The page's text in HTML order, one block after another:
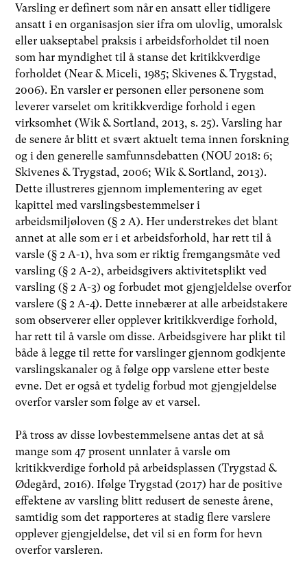
Varsling er definert som når en ansatt eller tidligere
ansatt i en organisasjon sier ifra om ulovlig, umoralsk
eller uakseptabel praksis i arbeidsforholdet til noen
som har myndighet til å stanse det kritikkverdige
forholdet (Near & Miceli, 1985; Skivenes & Trygstad,
2006). En varsler er personen eller personene som
leverer varselet om kritikkverdige forhold i egen
virksomhet (Wik & Sortland, 2013, s. 25). Varsling har
de senere år blitt et svært aktuelt tema innen forskning
og i den generelle samfunnsdebatten (NOU 2018: 6;
Skivenes & Trygstad, 2006; Wik & Sortland, 2013).
Dette illustreres gjennom implementering av eget
kapittel med varslingsbestemmelser i
arbeidsmiljøloven (§ 2 A). Her understrekes det blant
annet at alle som er i et arbeidsforhold, har rett til å
varsle (§ 2 A-1), hva som er riktig fremgangsmåte ved
varsling (§ 2 A-2), arbeidsgivers aktivitetsplikt ved
varsling (§ 2 A-3) og forbudet mot gjengjeldelse overfor
varslere (§ 2 A-4). Dette innebærer at alle arbeidstakere
som observerer eller opplever kritikkverdige forhold,
har rett til å varsle om disse. Arbeidsgivere har plikt til
både å legge til rette for varslinger gjennom godkjente
varslingskanaler og å følge opp varslene etter beste
evne. Det er også et tydelig forbud mot gjengjeldelse
overfor varsler som følge av et varsel.
På tross av disse lovbestemmelsene antas det at så
mange som 47 prosent unnlater å varsle om
kritikkverdige forhold på arbeidsplassen (Trygstad &
Ødegård, 2016). Ifølge Trygstad (2017) har de positive
effektene av varsling blitt redusert de seneste årene,
samtidig som det rapporteres at stadig flere varslere
opplever gjengjeldelse, det vil si en form for hevn
overfor varsleren.